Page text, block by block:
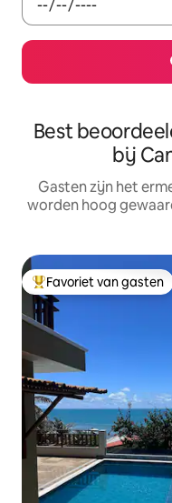
Best
bij
Gasten zijn het
worden hoog
Topfavoriet van gasten
Favoriet van gasten